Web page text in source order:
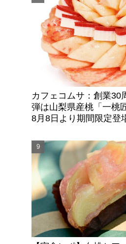
カフェコムサ：創業30
弾は山梨県産桃「一桃
8月8日より期間限定登